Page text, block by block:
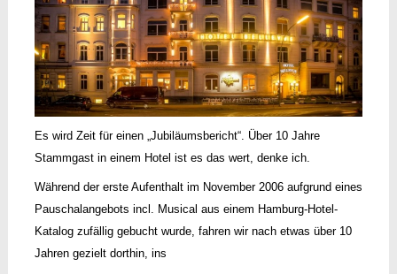
Es wird Zeit für einen „Jubiläumsbericht“. Über 10 Jahre
Stammgast in einem Hotel ist es das wert, denke ich.
Während der erste Aufenthalt im November 2006 aufgrund eines
Pauschalangebots incl. Musical aus einem Hamburg-Hotel-
Katalog zufällig gebucht wurde, fahren wir nach etwas über 10
Jahren gezielt dorthin, ins